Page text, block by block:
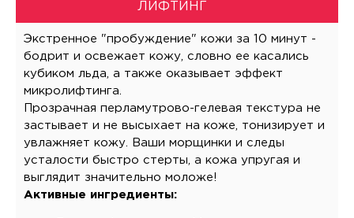
ЛИФТИНГ
Экстренное "пробуждение" кожи за 10 минут -
бодрит и освежает кожу, словно ее касались
кубиком льда, а также оказывает эффект
микролифтинга.
Прозрачная перламутрово-гелевая текстура не
застывает и не высыхает на коже, тонизирует и
увлажняет кожу. Ваши морщинки и следы
усталости быстро стерты, а кожа упругая и
выглядит значительно моложе!
Активные ингредиенты: